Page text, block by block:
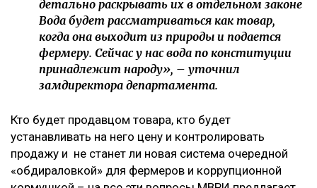
детально раскрывать их в отдельном законе
Вода будет рассматриваться как товар,
когда она выходит из природы и подается
фермеру. Сейчас у нас вода по конституции
принадлежит народу», – уточнил
замдиректора департамента.
Кто будет продавцом товара, кто будет
устанавливать на него цену и контролировать
продажу и не станет ли новая система очередной
«обдираловкой» для фермеров и коррупционной